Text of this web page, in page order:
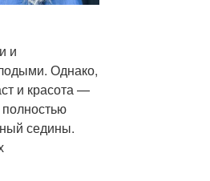
и
Однако,
и красота —
седины.